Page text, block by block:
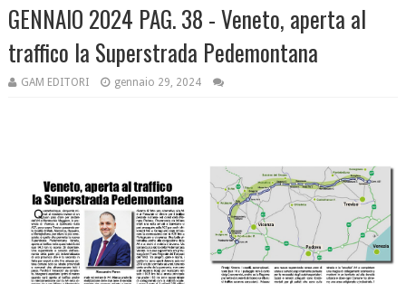
GENNAIO 2024 PAG. 38 - Veneto, aperta al
traffico la Superstrada Pedemontana
GAM EDITORI gennaio 29, 2024